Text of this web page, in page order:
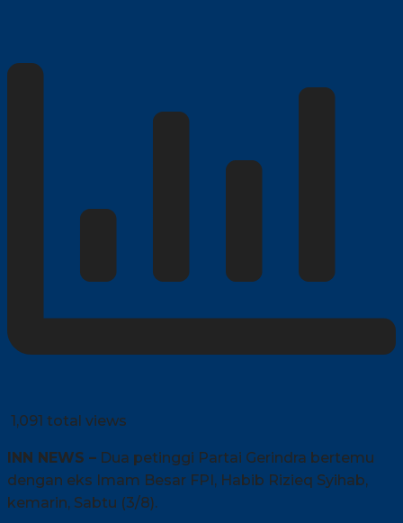
1,091 total views
INN NEWS – Dua petinggi Partai Gerindra bertemu
dengan eks Imam Besar FPI, Habib Rizieq Syihab,
kemarin, Sabtu (3/8).